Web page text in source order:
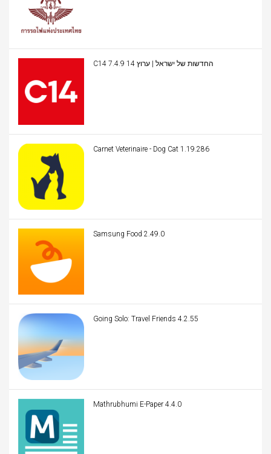
C14 החדשות של ישראל | ערוץ 14 7.4.9
Carnet Veterinaire - Dog Cat 1.19.286
Samsung Food 2.49.0
Going Solo: Travel Friends 4.2.55
Mathrubhumi E-Paper 4.4.0